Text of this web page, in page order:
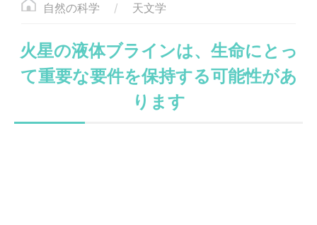
自然の科学 天文学
火星の液体ブラインは、生命にとっ
て重要な要件を保持する可能性があ
ります